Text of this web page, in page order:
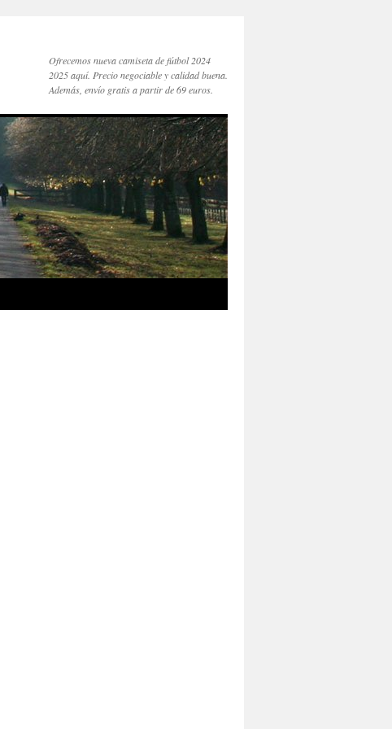
Ofrecemos nueva camiseta de fútbol 2024
2025 aquí. Precio negociable y calidad buena.
Además, envío gratis a partir de 69 euros.